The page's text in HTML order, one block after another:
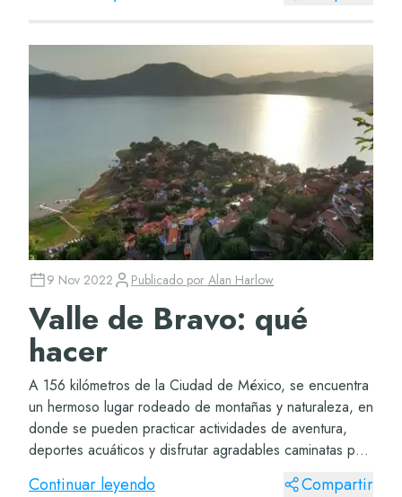
9 Nov 2022 Publicado por Alan Harlow
Valle de Bravo: qué
hacer
A 156 kilómetros de la Ciudad de México, se encuentra
un hermoso lugar rodeado de montañas y naturaleza, en
donde se pueden practicar actividades de aventura,
deportes acuáticos y disfrutar agradables caminatas por
calles de adoquín y arquitectura co...
Continuar leyendo Compartir